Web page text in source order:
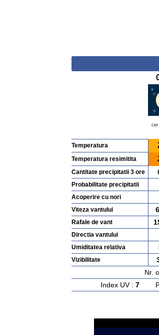
cer
Temperatura
Temperatura resimitita
Cantitate precipitatii 3 ore
Probabilitate precipitatii
Acoperire cu nori
Viteza vantului 6
Rafale de vant
Directia vantului
Umiditatea relativa
Vizibilitate
Nr.
Index UV : 7